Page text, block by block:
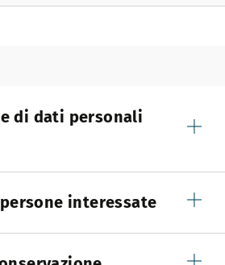
di dati personali
interessate